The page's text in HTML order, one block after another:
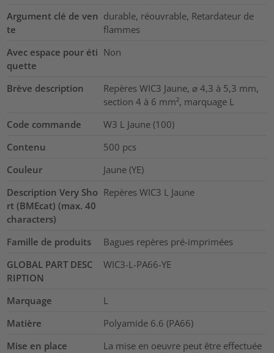
Argument clé de ven
te
durable, réouvrable, Retardateur de
flammes
Avec espace pour éti
quette
Non
Brève description
Repères WIC3 Jaune, ⌀ 4,3 à 5,3 mm,
section 4 à 6 mm², marquage L
Code commande
W3 L Jaune (100)
Contenu
500 pcs
Couleur
Jaune (YE)
Description Very Sho
rt (BMEcat) (max. 40
characters)
Repères WIC3 L Jaune
Famille de produits
Bagues repères pré-imprimées
GLOBAL PART DESC
RIPTION
WIC3-L-PA66-YE
Marquage
L
Matière
Polyamide 6.6 (PA66)
Mise en place
La mise en oeuvre peut être effectuée